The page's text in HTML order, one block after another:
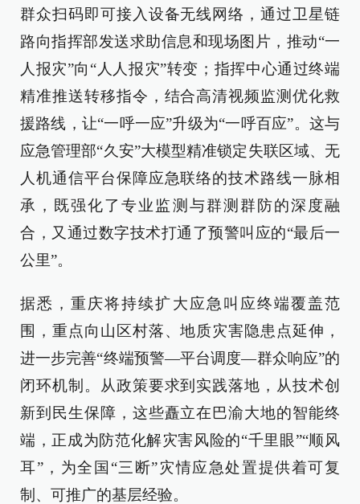
群众扫码即可接入设备无线网络，通过卫星链
路向指挥部发送求助信息和现场图片，推动“一
人报灾”向“人人报灾”转变；指挥中心通过终端
精准推送转移指令，结合高清视频监测优化救
援路线，让“一呼一应”升级为“一呼百应”。这与
应急管理部“久安”大模型精准锁定失联区域、无
人机通信平台保障应急联络的技术路线一脉相
承，既强化了专业监测与群测群防的深度融
合，又通过数字技术打通了预警叫应的“最后一
公里”。
据悉，重庆将持续扩大应急叫应终端覆盖范
围，重点向山区村落、地质灾害隐患点延伸，
进一步完善“终端预警—平台调度—群众响应”的
闭环机制。从政策要求到实践落地，从技术创
新到民生保障，这些矗立在巴渝大地的智能终
端，正成为防范化解灾害风险的“千里眼”“顺风
耳”，为全国“三断”灾情应急处置提供着可复
制、可推广的基层经验。